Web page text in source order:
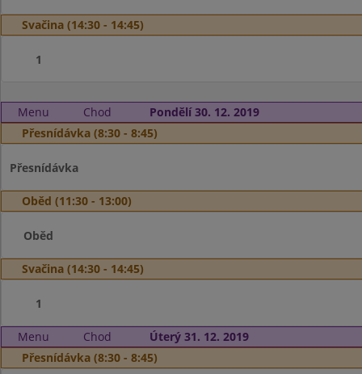
Svačina (14:30 - 14:45)
1
Menu Chod
Pondělí 30. 12. 2019
Přesnídávka (8:30 - 8:45)
Přesnídávka
Oběd (11:30 - 13:00)
Oběd
Svačina (14:30 - 14:45)
1
Menu Chod
Úterý 31. 12. 2019
Přesnídávka (8:30 - 8:45)